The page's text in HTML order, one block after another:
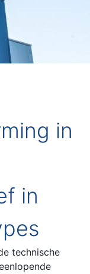
in
in
technische